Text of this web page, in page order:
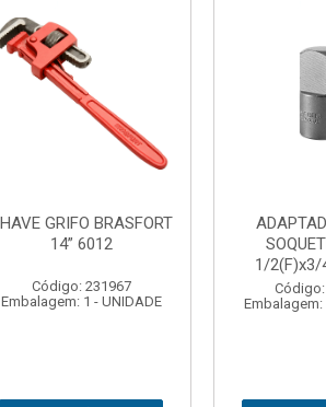
ADAPTADOR PARA
SOQUETE WAFT
Código: 235563
Embalagem: 1 - UNIDADE
Embalagem: